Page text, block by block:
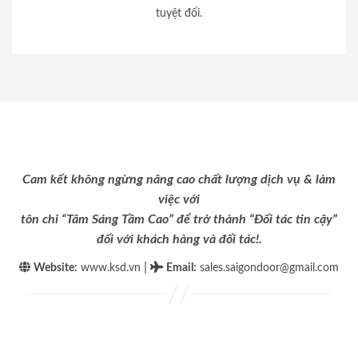
tuyệt đối.
Cam kết không ngừng nâng cao chất lượng dịch vụ & làm
việc với
tôn chỉ “Tâm Sáng Tầm Cao” để trở thành “Đối tác tin cậy”
đối với khách hàng và đối tác!.
Website: www.ksd.vn Email : sales.saigondoor@gmail.com